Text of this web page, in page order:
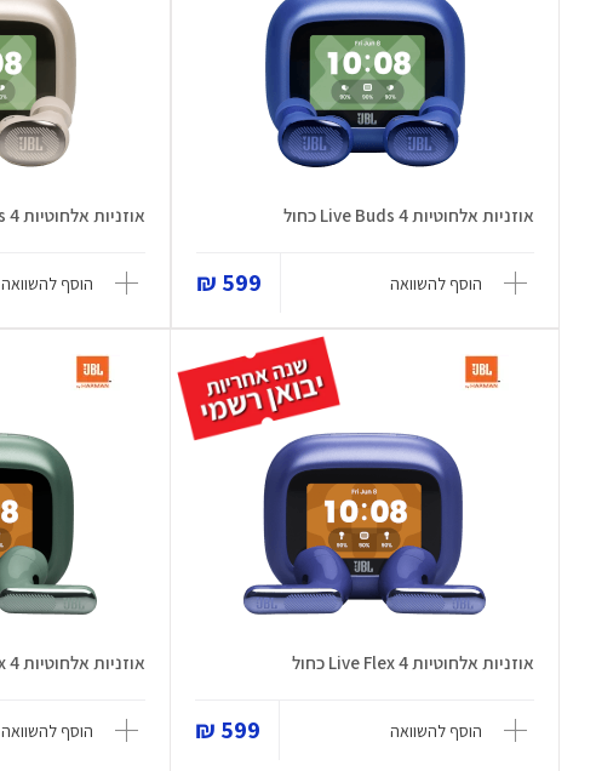
אוזניות אלחוטיות Live Buds 4 כחול
הוסף להשוואה 599 ₪
אוזניות אלחוטיות Live Buds 4 חול
הוסף להשוואה
אוזניות אלחוטיות Live Flex 4 כחול
הוסף להשוואה 599 ₪
אוזניות אלחוטיות Live Flex 4 ירוק
הוסף להשוואה